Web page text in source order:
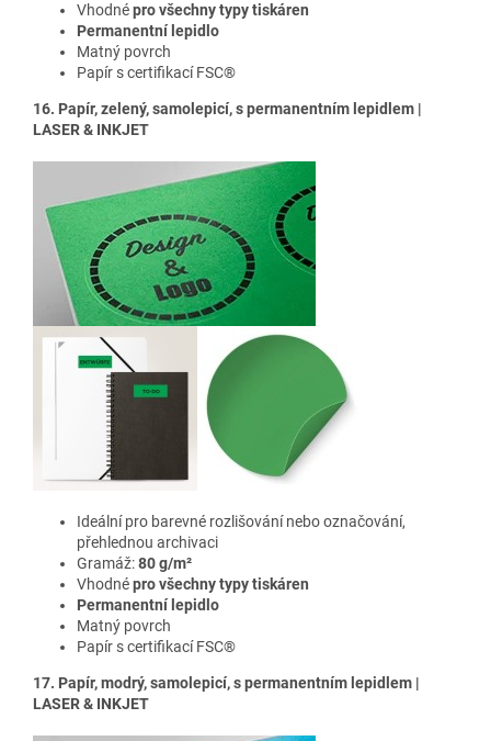
Vhodnépro všechny typy tiskáren
Permanentní lepidlo
Matný povrch
Papír s certifikací FSC®
16. Papír, zelený, samolepicí, s permanentním lepidlem |
LASER & INKJET
Ideální pro barevné rozlišování nebo označování,
přehlednou archivaci
Gramáž:80 g/m²
Vhodnépro všechny typy tiskáren
Permanentní lepidlo
Matný povrch
Papír s certifikací FSC®
17. Papír, modrý, samolepicí, s permanentním lepidlem |
LASER & INKJET